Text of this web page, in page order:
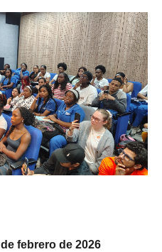
de febrero de 2026